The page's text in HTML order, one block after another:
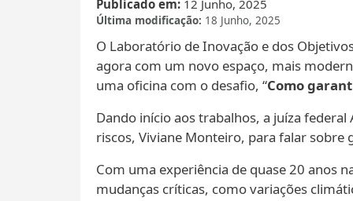
Publicado em 12 Junho, 2025
Última modificação 18 Junho, 2025
O Laboratório de Inovação e dos
agora com um novo espaço, mais
uma oficina com o desafio, “Como
Dando início aos trabalhos, a juíza
riscos, Viviane Monteiro, para falar sobre
Com uma experiência de quase 20 anos
mudanças críticas, como variações